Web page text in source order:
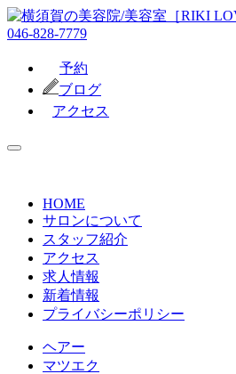
046-828-7779
予約
ブログ
アクセス
HOME
サロンについて
スタッフ紹介
アクセス
求人情報
新着情報
プライバシーポリシー
ヘアー
マツエク